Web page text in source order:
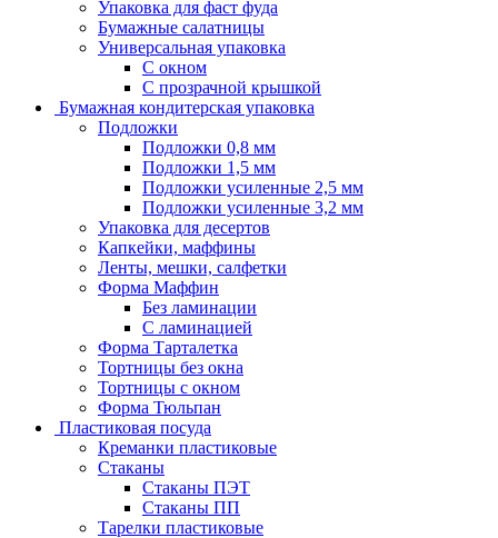
Упаковка для фаст фуда
Бумажные салатницы
Универсальная упаковка
С окном
С прозрачной крышкой
Бумажная кондитерская упаковка
Подложки
Подложки 0,8 мм
Подложки 1,5 мм
Подложки усиленные 2,5 мм
Подложки усиленные 3,2 мм
Упаковка для десертов
Капкейки, маффины
Ленты, мешки, салфетки
Форма Маффин
Без ламинации
С ламинацией
Форма Тарталетка
Тортницы без окна
Тортницы с окном
Форма Тюльпан
Пластиковая посуда
Креманки пластиковые
Стаканы
Стаканы ПЭТ
Стаканы ПП
Тарелки пластиковые